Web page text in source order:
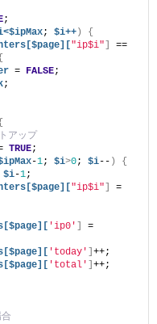
;
; $i++ )
{
"ip$i"
= FALSE;
;
アップ
TRUE;
-1; $i>0; $i-- )
{
$i-1;
"ip$i"
'ip0'
'today'
++;
'total'
++;